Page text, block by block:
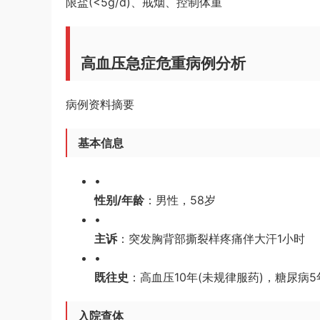
高血压急症危重病例分析
病例资料摘要
基本信息
•
性别/年龄：男性，58岁
•
主诉：突发胸背部撕裂样疼痛伴大汗1小时
•
既往史 ：高血压10年(未规律服药)，糖尿病5
入院查体